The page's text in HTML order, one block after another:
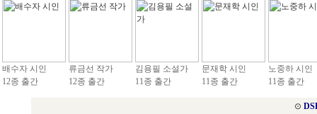
배수자 시인
12종 출간
류금선 작가
12종 출간
김용필 소설가
11종 출간
문재학 시인
11종 출간
노중하 시인
11종 출간
⊙